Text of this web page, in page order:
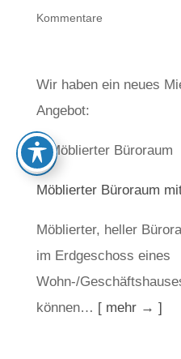
Kommentare
Wir haben ein neues
Angebot:
Möblierter Büroraum
Möblierter, heller
im Erdgeschoss eines
Wohn-/
können… [ mehr → ]